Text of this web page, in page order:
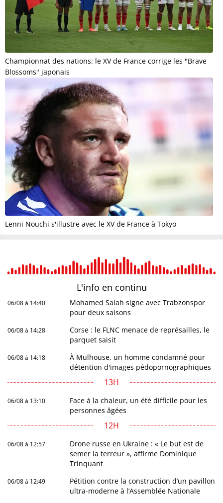
Championnat des nations: le XV de France corrige les "Brave
Blossoms" japonais
Lenni Nouchi s'illustre avec le XV de France à Tokyo
L'info en continu
06/08 à 14:40
Mohamed Salah signe avec Trabzonspor
pour deux saisons
06/08 à 14:28
Corse : le FLNC menace de représailles, le
parquet saisit
06/08 à 14:18
À Mulhouse, un homme condamné pour
détention d'images pédopornographiques
13H
06/08 à 13:10
Face à la chaleur, un été difficile pour les
personnes âgées
12H
06/08 à 12:57
Drone russe en Ukraine : « Le but est de
semer la terreur », affirme Dominique
Trinquant
06/08 à 12:49
Pétition contre la construction d’un pavillon
ultra-moderne à l’Assemblée Nationale